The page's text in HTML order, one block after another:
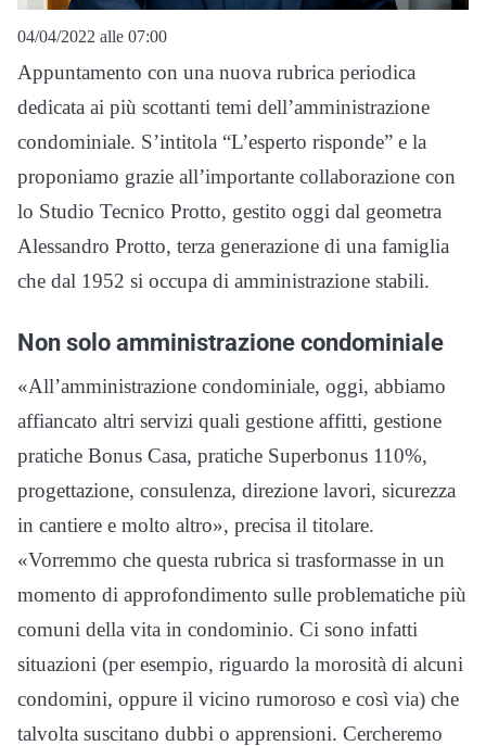
04/04/2022 alle 07:00
Appuntamento con una nuova rubrica periodica
dedicata ai più scottanti temi dell’amministrazione
condominiale. S’intitola “L’esperto risponde” e la
proponiamo grazie all’importante collaborazione con
lo Studio Tecnico Protto, gestito oggi dal geometra
Alessandro Protto, terza generazione di una famiglia
che dal 1952 si occupa di amministrazione stabili.
Non solo amministrazione condominiale
«All’amministrazione condominiale, oggi, abbiamo
affiancato altri servizi quali gestione affitti, gestione
pratiche Bonus Casa, pratiche Superbonus 110%,
progettazione, consulenza, direzione lavori, sicurezza
in cantiere e molto altro», precisa il titolare.
«Vorremmo che questa rubrica si trasformasse in un
momento di approfondimento sulle problematiche più
comuni della vita in condominio. Ci sono infatti
situazioni (per esempio, riguardo la morosità di alcuni
condomini, oppure il vicino rumoroso e così via) che
talvolta suscitano dubbi o apprensioni. Cercheremo